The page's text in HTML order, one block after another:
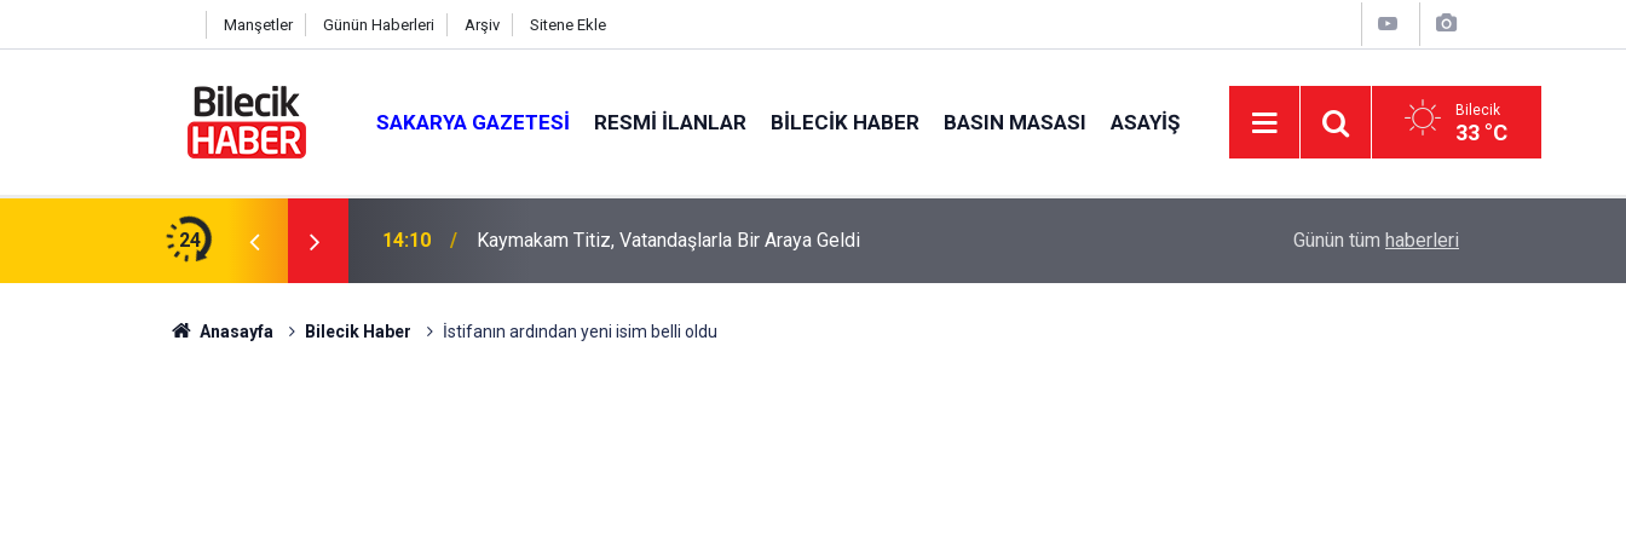
Manşetler Günün Haberleri Arşiv Sitene Ekle
SAKARYA GAZETESI RESMI İLANLAR BILECIK HABER BASIN MASASI ASAYIŞ Bilecik
33 °C
24 14:10 Kaymakam Titiz, Vatandaşlarla Bir Araya Geldi Yeni Parti’de A Takımı Belli Oldu
Günün tüm haberleri
Anasayfa Bilecik Haber İstifanın ardından yeni isim belli oldu